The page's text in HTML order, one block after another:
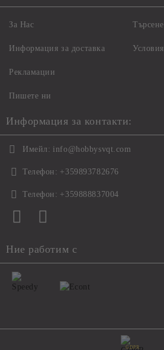
За Нас
Информация за доставка
Рекламации
Пишете ни
Търсене
Условия
Информация за контакти:
Имейл: info@hobbysvqt.com
Телефон: +359893782676
Телефон: +359888837004
Ние работим с
GDPR